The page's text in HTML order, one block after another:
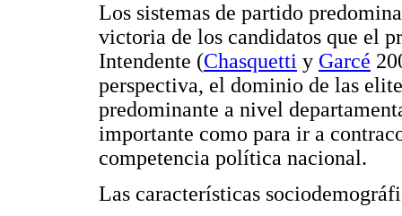
Los sistemas de partido
victoria de los candidatos que el
Intendente (Chasquetti y Garcé
perspectiva, el dominio de las
predominante a nivel
importante como para ir a
competencia política nacional.
Las características